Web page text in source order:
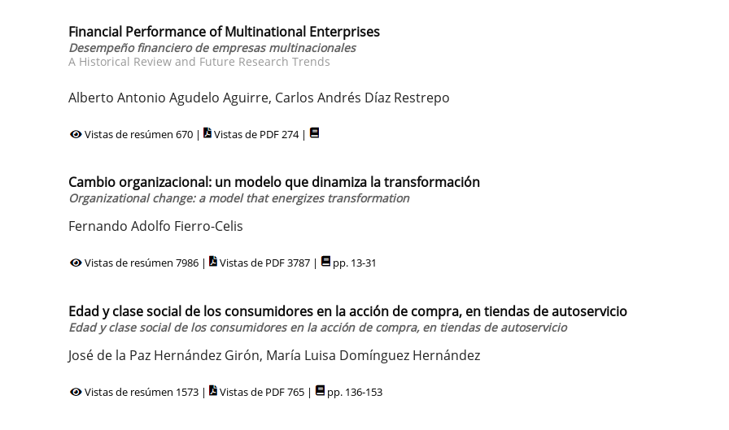
Financial Performance of Multinational Enterprises
Desempeño financiero de empresas multinacionales
A Historical Review and Future Research Trends
Alberto Antonio Agudelo Aguirre, Carlos Andrés Díaz Restrepo
Vistas de resúmen 670 | Vistas de PDF 274 |
Cambio organizacional: un modelo que dinamiza la transformación
Organizational change: a model that energizes transformation
Fernando Adolfo Fierro-Celis
Vistas de resúmen 7986 | Vistas de PDF 3787 | pp. 13-31
Edad y clase social de los consumidores en la acción de compra, en tiendas de autoservicio
Edad y clase social de los consumidores en la acción de compra, en tiendas de autoservicio
José de la Paz Hernández Girón, María Luisa Domínguez Hernández
Vistas de resúmen 1573 | Vistas de PDF 765 | pp. 136-153